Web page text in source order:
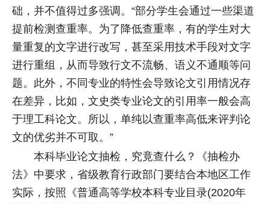
础，并不值得过多强调。“部分学生会通过一些渠道
提前检测查重率。为了降低查重率，有的学生对大
量重复的文字进行改写，甚至采用技术手段对文字
进行重组，从而导致行文不流畅、语义不通顺等问
题。此外，不同专业的特性会导致论文引用情况存
在差异，比如，文史类专业论文的引用率一般会高
于理工科论文。所以，单纯以查重率高低来评判论
文的优劣并不可取。”
本科毕业论文抽检，究竟查什么？《抽检办
法》中要求，省级教育行政部门要结合本地区工作
实际，按照《普通高等学校本科专业目录(2020年